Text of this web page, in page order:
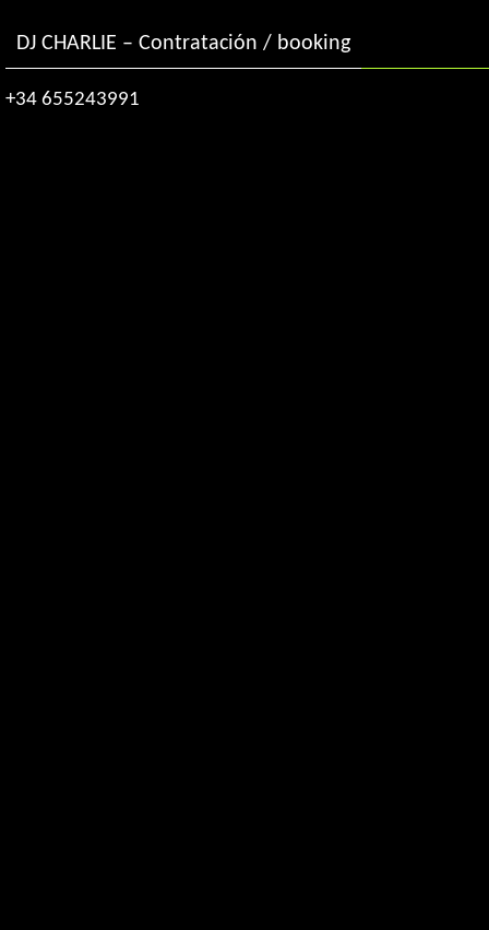
DJ CHARLIE – Contratación / booking
+34 655243991